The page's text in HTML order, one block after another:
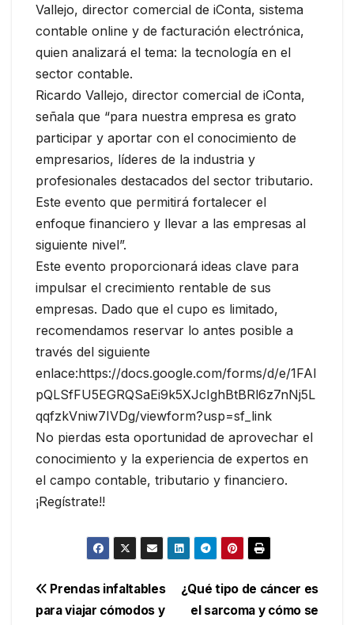
Vallejo, director comercial de iConta, sistema
contable online y de facturación electrónica,
quien analizará el tema: la tecnología en el
sector contable.
Ricardo Vallejo, director comercial de iConta,
señala que “para nuestra empresa es grato
participar y aportar con el conocimiento de
empresarios, líderes de la industria y
profesionales destacados del sector tributario.
Este evento que permitirá fortalecer el
enfoque financiero y llevar a las empresas al
siguiente nivel”.
Este evento proporcionará ideas clave para
impulsar el crecimiento rentable de sus
empresas. Dado que el cupo es limitado,
recomendamos reservar lo antes posible a
través del siguiente
enlace:https://docs.google.com/forms/d/e/1FAI
pQLSfFU5EGRQSaEi9k5XJcIghBtBRl6z7nNj5L
qqfzkVniw7IVDg/viewform?usp=sf_link
No pierdas esta oportunidad de aprovechar el
conocimiento y la experiencia de expertos en
el campo contable, tributario y financiero.
¡Regístrate!!
Navegación
¿Qué tipo de cáncer es
el sarcoma y cómo se
Prendas infaltables
para viajar cómodos y